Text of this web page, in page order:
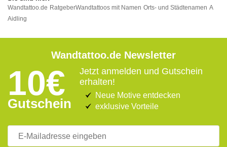
Wandtattoo.de RatgeberWandtattoos mit Namen Orts- und Städtenamen A
Aidling
Wandtattoo.de Newsletter
10€
Gutschein
Jetzt anmelden und Gutschein
erhalten!
Neue Motive entdecken
exklusive Vorteile